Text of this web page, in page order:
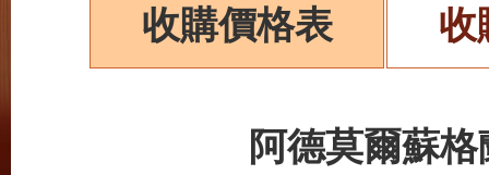
收購價格表 收
阿德莫爾蘇格